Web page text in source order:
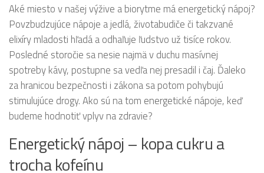
Aké miesto v našej výžive a biorytme má energetický nápoj?
Povzbudzujúce nápoje a jedlá, životabudiče či takzvané
elixíry mladosti hľadá a odhaľuje ľudstvo už tisíce rokov.
Posledné storočie sa nesie najmä v duchu masívnej
spotreby kávy, postupne sa vedľa nej presadil i čaj. Ďaleko
za hranicou bezpečnosti i zákona sa potom pohybujú
stimulujúce drogy. Ako sú na tom energetické nápoje, keď
budeme hodnotiť vplyv na zdravie?
Energetický nápoj – kopa cukru a
trocha kofeínu